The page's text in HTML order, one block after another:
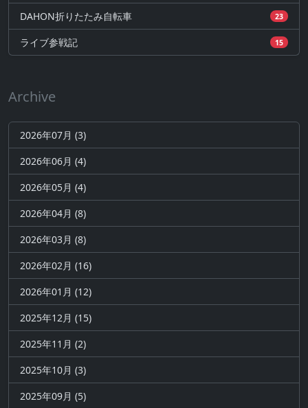
DAHON折りたたみ自転車 23
ライブ参戦記 15
Archive
2026年07月 (3)
2026年06月 (4)
2026年05月 (4)
2026年04月 (8)
2026年03月 (8)
2026年02月 (16)
2026年01月 (12)
2025年12月 (15)
2025年11月 (2)
2025年10月 (3)
2025年09月 (5)